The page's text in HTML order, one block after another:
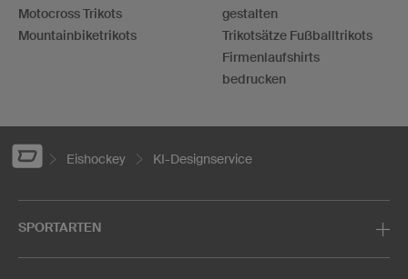
Motocross Trikots
Mountainbiketrikots
gestalten
Trikotsätze Fußballtrikots
Firmenlaufshirts
bedrucken
Eishockey KI-Designservice
SPORTARTEN